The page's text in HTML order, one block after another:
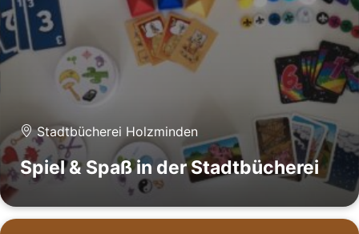
Stadtbücherei Holzminden
Spiel & Spaß in der Stadtbücherei